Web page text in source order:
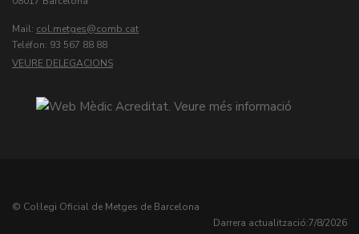
Mail: col.metges
Teléfon: 93 567 88 88
VEURE DELEGACIONS
© Col·legi Oficial de Metges de Barcelona
Darrera actualització:7/8/2026